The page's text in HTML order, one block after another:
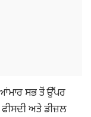
ਸਭ ਤੋਂ ਉੱਪਰ
ਅਤੇ ਡੀਜ਼ਲ